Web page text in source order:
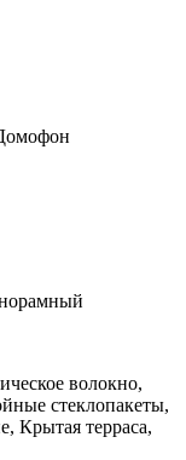
волокно,
стеклопакеты,
Крытая терраса,